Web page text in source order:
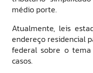
médio porte.
Atualmente, leis
endereço residencial
federal sobre o
casos.